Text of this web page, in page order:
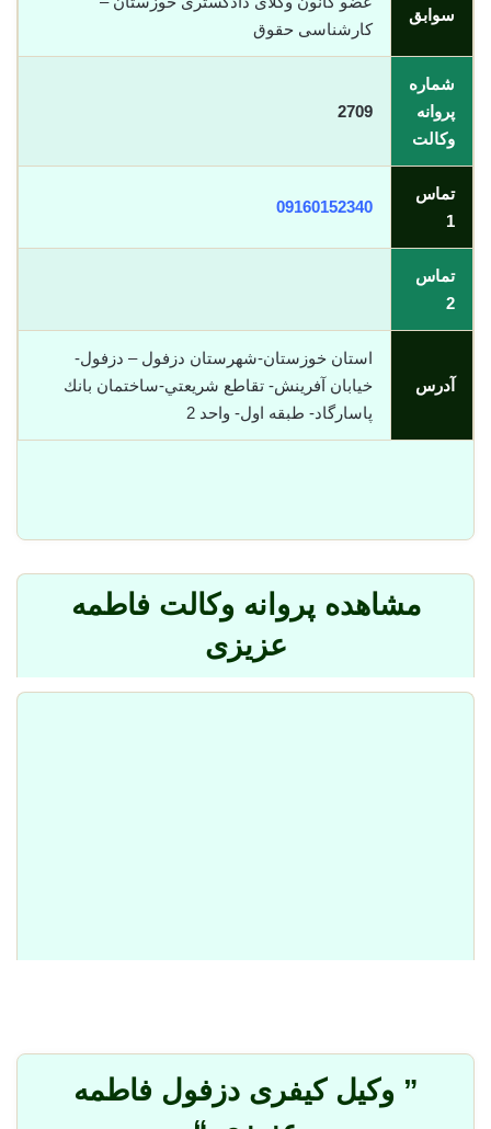
سوابق
کارشناسی حقوق
شماره
پروانه
وکالت
2709
تماس
1
09160152340
تماس
2
آدرس
استان خوزستان-شهرستان دزفول – دزفول-
خيابان آفرينش- تقاطع شريعتي-ساختمان بانك
پاسارگاد- طبقه اول- واحد 2
مشاهده پروانه وکالت فاطمه
عزیزی
” وکیل کیفری دزفول فاطمه